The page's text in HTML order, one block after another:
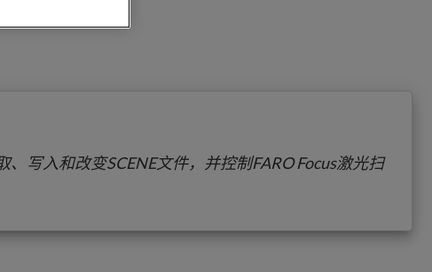
阅
写入和改变SCENE文件，并控制FARO Focus激光扫